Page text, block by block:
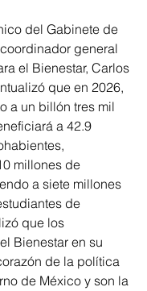
del Gabinete de
general
el Bienestar, Carlos
que en 2026,
a un billón tres mil
a 42.9
millones de
a siete millones
de
que los
Bienestar en su
de la política
de México y son la